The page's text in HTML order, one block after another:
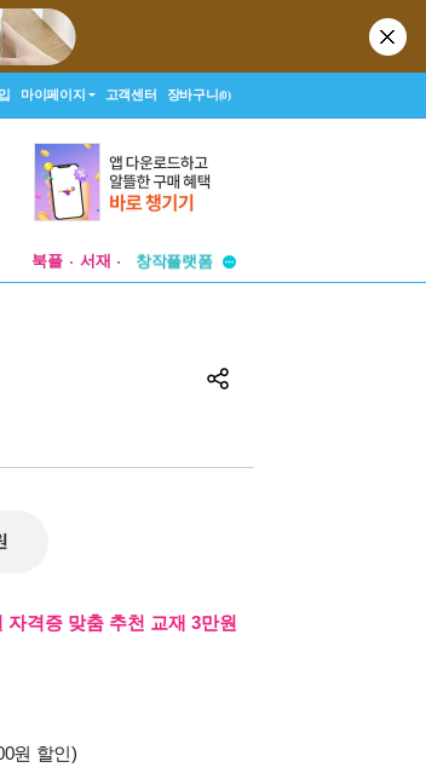
마이페이지 고객센터 장바구니(0)
북플 서재
창작플랫폼
자격증 맞춤 추천 교재 3만원
원 할인)